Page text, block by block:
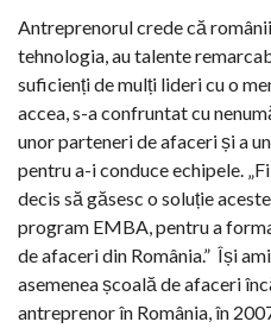
Antreprenorul crede că
tehnologia, au talente
suficienți de mulți lideri cu o
accea, s-a confruntat cu
unor parteneri de afaceri și a
pentru a-i conduce echipele.
decis să găsesc o soluție
program EMBA, pentru a
de afaceri din România.” Își
asemenea școală de afaceri
antreprenor în România, în